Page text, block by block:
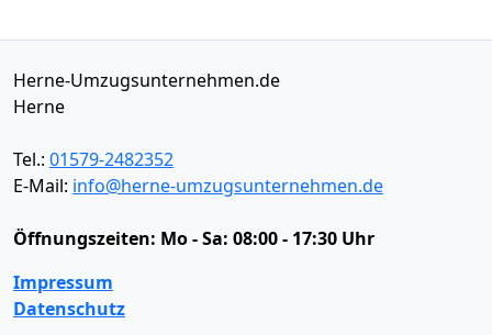
Herne-Umzugsunternehmen.de
Herne
Tel.: 01579-2482352
E-Mail: info@herne-umzugsunternehmen.de
Öffnungszeiten: Mo - Sa: 08:00 - 17:30 Uhr
Impressum
Datenschutz